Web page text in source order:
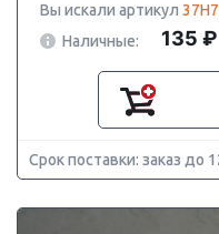
Вы искали артикул
Наличные:
135 ₽
Срок поставки: заказ до